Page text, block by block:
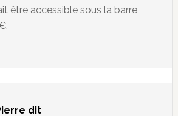
être accessible sous la barre
dit